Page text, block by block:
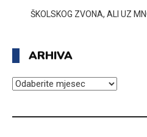
ŠKOLSKOG ZVONA, ALI UZ
ARHIVA
ARHIVA